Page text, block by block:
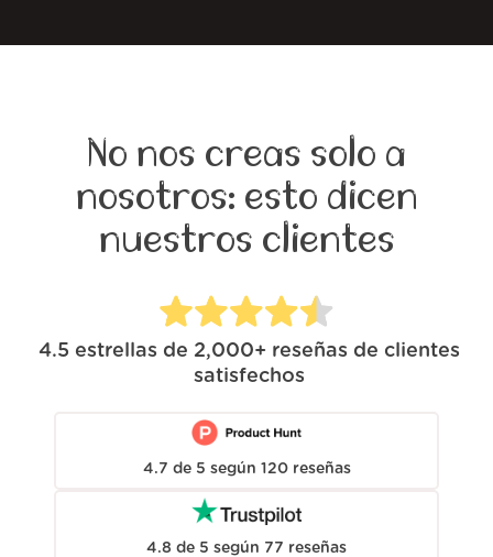
No nos creas solo a
nosotros: esto dicen
nuestros clientes
4.5 estrellas de 2,000+ reseñas de clientes
satisfechos
4.7 de 5 según 120 reseñas
4.8 de 5 según 77 reseñas